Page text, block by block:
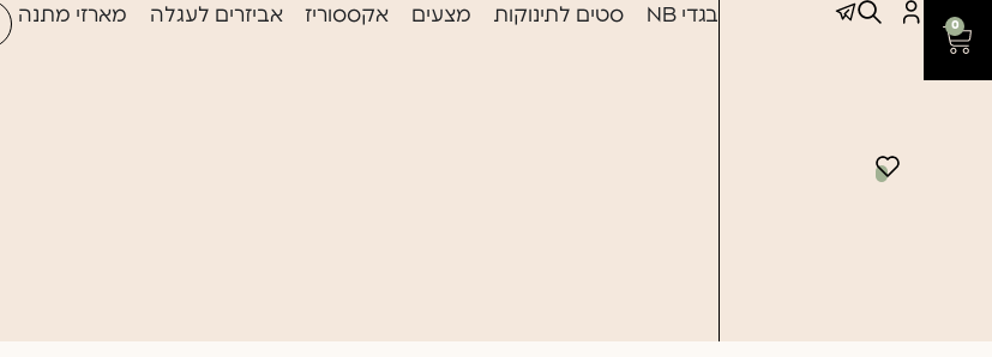
0 בגדי NB סטים לתינוקות מצעים אקססוריז אביזרים לעגלה מארזי מתנה